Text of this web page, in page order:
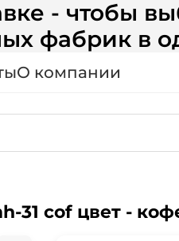
- чтобы
фабрик в
О компании
31 cof цвет -